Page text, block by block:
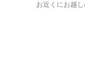
お近くにお越